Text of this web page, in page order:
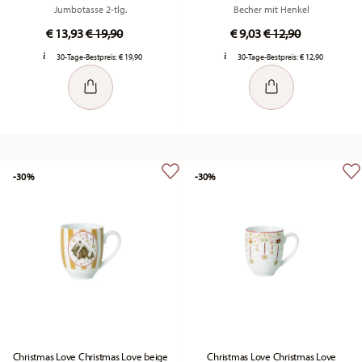
Jumbotasse 2-tlg.
€ 13,93Price reduced from
€ 19,90to
30-Tage-Bestpreis:€ 19,90
Becher mit Henkel
€ 9,03Price reduced
€ 12,90to
30-Tage-Bestpreis:€ 12,90
Christmas Love Christmas Love beige
-30%
Christmas Love Christmas Love
-30%